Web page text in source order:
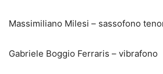
Massimiliano Milesi – sassofono
Gabriele Boggio Ferraris – vibrafono